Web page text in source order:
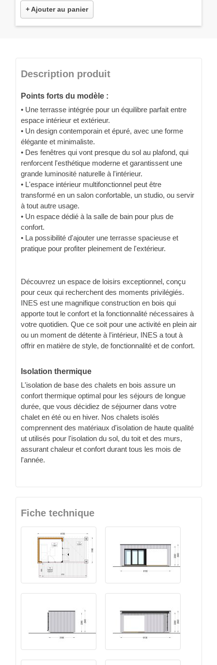
+ Ajouter au panier
Description produit
Points forts du modèle :
• Une terrasse intégrée pour un équilibre parfait entre
espace intérieur et extérieur.
• Un design contemporain et épuré, avec une forme
élégante et minimaliste.
• Des fenêtres qui vont presque du sol au plafond, qui
renforcent l'esthétique moderne et garantissent une
grande luminosité naturelle à l'intérieur.
• L'espace intérieur multifonctionnel peut être
transformé en un salon confortable, un studio, ou servir
à tout autre usage.
• Un espace dédié à la salle de bain pour plus de
confort.
• La possibilité d'ajouter une terrasse spacieuse et
pratique pour profiter pleinement de l'extérieur.
Découvrez un espace de loisirs exceptionnel, conçu
pour ceux qui recherchent des moments privilégiés.
INES est une magnifique construction en bois qui
apporte tout le confort et la fonctionnalité nécessaires à
votre quotidien. Que ce soit pour une activité en plein air
ou un moment de détente à l'intérieur, INES a tout à
offrir en matière de style, de fonctionnalité et de confort.
Isolation thermique
L'isolation de base des chalets en bois assure un
confort thermique optimal pour les séjours de longue
durée, que vous décidiez de séjourner dans votre
chalet en été ou en hiver. Nos chalets isolés
comprennent des matériaux d'isolation de haute qualité
ut utilisés pour l'isolation du sol, du toit et des murs,
assurant chaleur et confort durant tous les mois de
l'année.
Fiche technique